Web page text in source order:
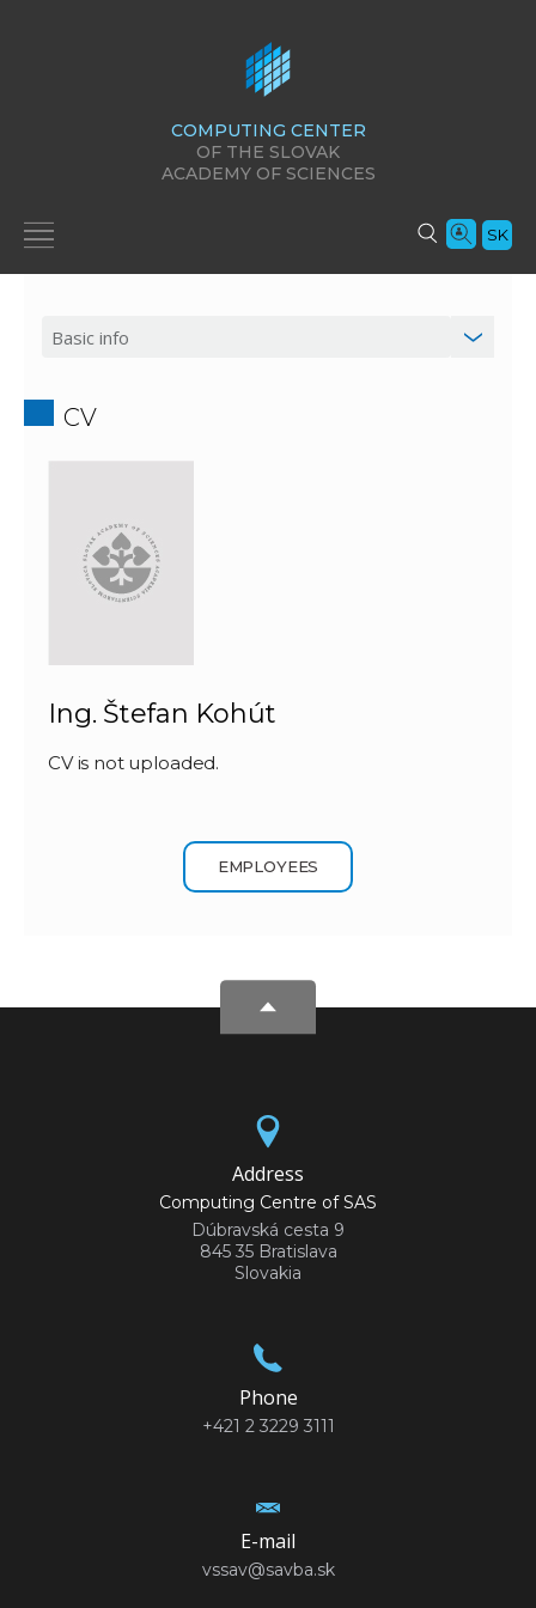
COMPUTING CENTER
OF THE SLOVAK
ACADEMY OF SCIENCES
SK
CV
Ing. Štefan Kohút
CV is not uploaded.
EMPLOYEES
Address
Computing Centre of SAS
Dúbravská cesta 9
845 35 Bratislava
Slovakia
Phone
+421 2 3229 3111
E-mail
vssav@savba.sk